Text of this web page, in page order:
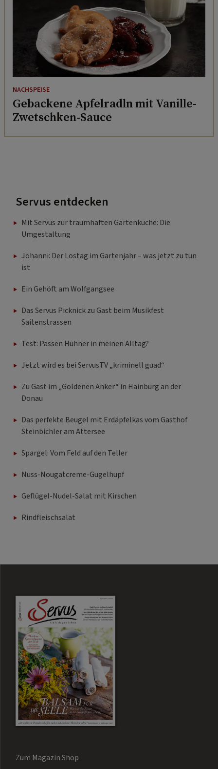
NACHSPEISE
Gebackene Apfelradln mit Vanille-
Zwetschken-Sauce
Servus entdecken
Mit Servus zur traumhaften Gartenküche: Die
Umgestaltung
Johanni: Der Lostag im Gartenjahr – was jetzt zu tun
ist
Ein Gehöft am Wolfgangsee
Das Servus Picknick zu Gast beim Musikfest
Saitenstrassen
Test: Passen Hühner in meinen Alltag?
Jetzt wird es bei ServusTV „kriminell guad“
Zu Gast im „Goldenen Anker“ in Hainburg an der
Donau
Das perfekte Beugel mit Erdäpfelkas vom Gasthof
Steinbichler am Attersee
Spargel: Vom Feld auf den Teller
Nuss-Nougatcreme-Gugelhupf
Geflügel-Nudel-Salat mit Kirschen
Rindfleischsalat
Zum Magazin Shop